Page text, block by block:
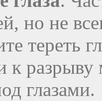
но не
тереть
к
глазами.